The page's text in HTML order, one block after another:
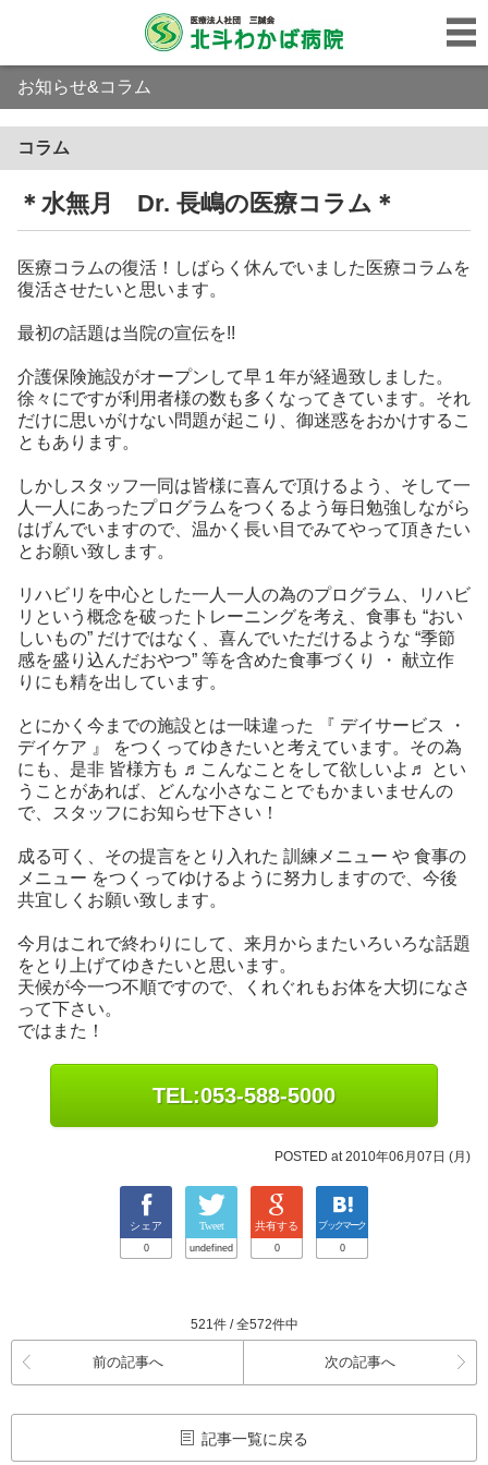
お知らせ&コラム
コラム
＊水無月 Dr. 長嶋の医療コラム＊
医療コラムの復活！しばらく休んでいました医療コラムを
復活させたいと思います。
最初の話題は当院の宣伝を!!
介護保険施設がオープンして早１年が経過致しました。
徐々にですが利用者様の数も多くなってきています。それ
だけに思いがけない問題が起こり、御迷惑をおかけするこ
ともあります。
しかしスタッフ一同は皆様に喜んで頂けるよう、そして一
人一人にあったプログラムをつくるよう毎日勉強しながら
はげんでいますので、温かく長い目でみてやって頂きたい
とお願い致します。
リハビリを中心とした一人一人の為のプログラム、リハビ
リという概念を破ったトレーニングを考え、食事も “おい
しいもの” だけではなく、喜んでいただけるような “季節
感を盛り込んだおやつ” 等を含めた食事づくり ・ 献立作
りにも精を出しています。
とにかく今までの施設とは一味違った 『 デイサービス ・
デイケア 』 をつくってゆきたいと考えています。その為
にも、是非 皆様方も ♬こんなことをして欲しいよ♬ とい
うことがあれば、どんな小さなことでもかまいませんの
で、スタッフにお知らせ下さい！
成る可く、その提言をとり入れた 訓練メニュー や 食事の
メニュー をつくってゆけるように努力しますので、今後
共宜しくお願い致します。
今月はこれで終わりにして、来月からまたいろいろな話題
をとり上げてゆきたいと思います。
天候が今一つ不順ですので、くれぐれもお体を大切になさ
って下さい。
ではまた！
TEL:053-588-5000
POSTED at 2010年06月07日 (月)
シェア
0
Tweet
undefined
共有する
0
ブックマーク
0
521件 / 全572件中
前の記事へ 次の記事へ
記事一覧に戻る